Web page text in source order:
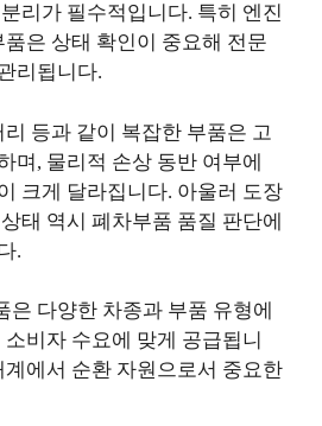
리가 필수적입니다. 특히 엔진
은 상태 확인이 중요해 전문
리됩니다.
등과 같이 복잡한 부품은 고
며, 물리적 손상 동반 여부에
크게 달라집니다. 아울러 도장
태 역시 폐차부품 품질 판단에
.
은 다양한 차종과 부품 유형에
비자 수요에 맞게 공급됩니
에서 순환 자원으로서 중요한